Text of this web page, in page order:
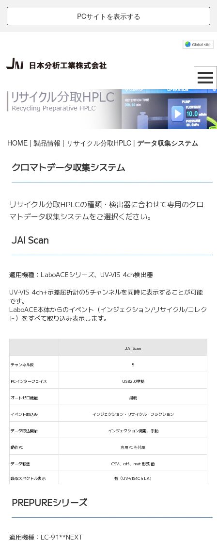
PCサイトを表示する
HOME | 製品情報 | リサイクル分取HPLC | データ収集システム
クロマトデータ収集システム
リサイクル分取HPLCの種類・検出器に合わせて専用のクロ
マトデータ収集システムをご選択ください。
JAI Scan
適用機種：LaboACEシリーズ、UV-VIS 4ch検出器
UV-VIS 4ch+示差屈折計の5チャンネルを同時に表示することが可能
です。
LaboACE本体からのイベント（インジェクション/リサイクル/コレク
ト）をすべて取り込み表示します。
JAI Scan
チャンネル数 5
PCインターフェイス USB2.0準拠
オートゼロ機能 搭載
イベント取込み インジェクション・リサイクル・フラクション
データ取込開始 インジェクション同期、手動
動作PC 専用PCを付属
データ転送 CSV、cdf、mat 形式 他
吸収スペクトル表示 有（UV-VIS4Ch LA)
PREPUREシリーズ
適用機種：LC-91**NEXT